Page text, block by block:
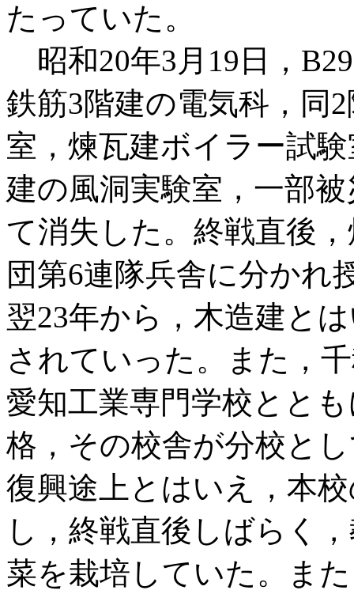
たっていた。
昭和20年3月19日，
鉄筋3階建の電気科，同
室，煉瓦建ボイラー試
建の風洞実験室，一部
て消失した。終戦直後
団第6連隊兵舎に分かれ
翌23年から，木造建と
されていった。また，
愛知工業専門学校とと
格，その校舎が分校と
復興途上とはいえ，本
し，終戦直後しばらく
菜を栽培していた。ま